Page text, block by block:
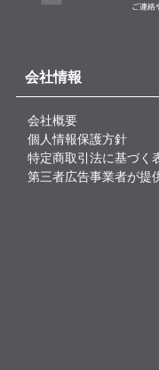
会社情報
会社概要
個人情報保護方針
特定商取引法に基づく
第三者広告事業者が提